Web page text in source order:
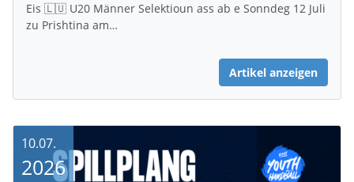
Eis 🇱🇺 U20 Männer Selektioun ass ab e Sonndeg 12 Juli
zu Prishtina am…
Artikel anzeigen
10.07.
2026